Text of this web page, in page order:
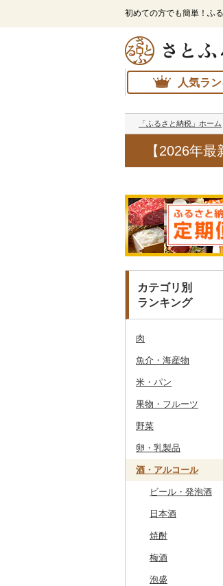
初めての方でも簡単！ふ
人気ラ
「ふるさと納税」ホーム
【2026年
カテゴリ別
ランキング
肉
牛肉（精肉）
ステーキ
すき焼き
焼肉
牛タン
和牛
黒毛和牛
白老牛
仙台牛
米沢牛
牛肉（加工品）
ハンバーグ
ローストビーフ
ビーフジャーキ
その他牛肉（加
豚肉（精肉）
すき焼き
しゃぶしゃぶ
焼肉
アグー豚
その他豚肉（精
豚肉（加工品）
ハンバーグ
もつ鍋
ハム
ソーセージ・ウ
鶏肉
鶏肉（精肉）
ハム・ソーセー
唐揚げ
中津からあげ
水炊き
地鶏
鹿肉
馬肉
羊肉・ラム肉（ジ
魚介・海産物
カニ
ズワイガニ
毛ガニ
かにしゃぶ
その他カニ
エビ
ボタンエビ
伊勢海老
その他エビ
いくら
うに
明太子・たらこ
明太子
たらこ
その他魚卵
数の子
からすみ
キャビア
その他魚卵
貝
帆立（ホタテ）
鮑（アワビ）
牡蠣（カキ）
うなぎ
鮮魚
鮭・サーモン
イカ・タコ
米・パン
米
無洗米
玄米
金芽米
ゆめぴりか
つや姫
コシヒカリ
はえぬき
雑穀
餅
その他穀物加工品
パン
果物・フルーツ
ぶどう・マスカッ
巨峰
ナガノパープル
ピオーネ
デラウェア
シャインマスカ
その他ぶどう・
いちご
りんご
もも
メロン
さくらんぼ
梨
和梨
マンゴー
野菜
いも
じゃがいも
さつまいも
その他いも
トマト
フルーツトマト
ミニトマト
その他トマト
玉ねぎ
ねぎ
とうもろこし
根菜
人参
アスパラガス
卵・乳製品
卵
チーズ
ヨーグルト
牛乳
バター
その他乳製品
酒・アルコール
ビール・発泡酒
ビール
発泡酒
地ビール・クラ
日本酒
純米大吟醸
純米吟醸
大吟醸
焼酎
芋焼酎
麦焼酎
梅酒
泡盛